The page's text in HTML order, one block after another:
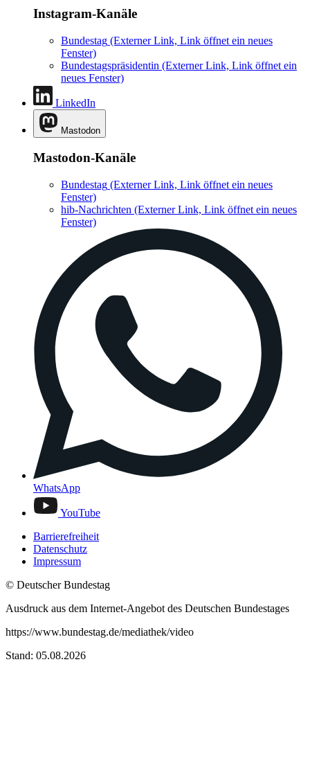
Instagram-Kanäle
Bundestag (Externer Link, Link öffnet ein neues
Fenster)
Bundestagspräsidentin (Externer Link, Link öffnet ein
neues Fenster)
LinkedIn
Mastodon
Mastodon-Kanäle
Bundestag (Externer Link, Link öffnet ein neues
Fenster)
hib-Nachrichten (Externer Link, Link öffnet ein neues
Fenster)
WhatsApp
YouTube
Barrierefreiheit
Datenschutz
Impressum
© Deutscher Bundestag
Ausdruck aus dem Internet-Angebot des Deutschen Bundestages
https://www.bundestag.de/mediathek/video
Stand: 05.08.2026